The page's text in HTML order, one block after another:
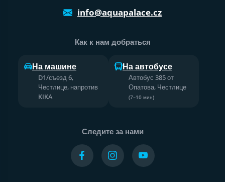
info@aquapalace.cz
Как к нам добраться
На машине
D1/съезд 6,
Честлице, напротив
KIKA
На автобусе
Автобус 385 от
Опатова, Честлице
(7–10 мин)
Следите за нами